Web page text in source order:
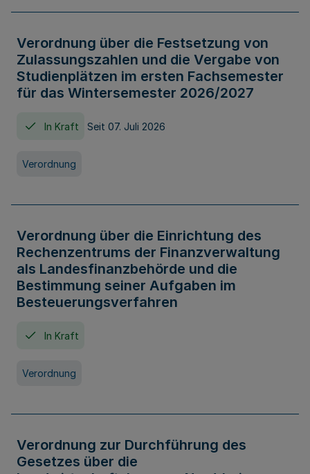
Verordnung über die Festsetzung von
Zulassungszahlen und die Vergabe von
Studienplätzen im ersten Fachsemester
für das Wintersemester 2026/2027
In Kraft Seit 07. Juli 2026
Verordnung
Verordnung über die Einrichtung des
Rechenzentrums der Finanzverwaltung
als Landesfinanzbehörde und die
Bestimmung seiner Aufgaben im
Besteuerungsverfahren
In Kraft
Verordnung
Verordnung zur Durchführung des
Gesetzes über die